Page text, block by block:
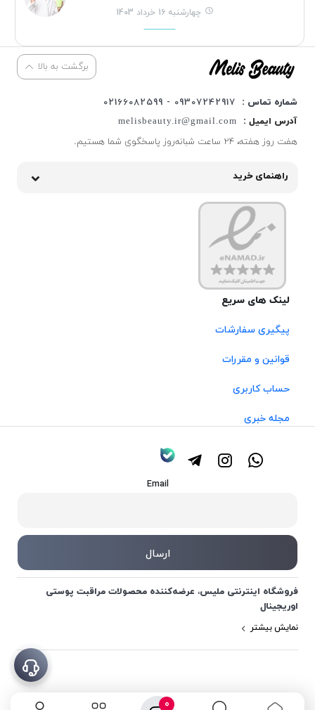
چهارشنبه 16 خرداد 1403
0
برگشت به بالا
شماره تماس :
09307242917 - 02166082599
آدرس ایمیل :
melisbeauty.ir@gmail.com
هفت روز هفته، ۲۴ ساعت شبانه‌روز پاسخگوی شما هستیم.
راهنمای خرید
لینک های سریع
پیگیری سفارشات
قوانین و مقررات
حساب کاربری
مجله خبری
Email
فروشگاه اینترنتی ملیس، عرضه‌کننده محصولات مراقبت پوستی
اوریجینال
نمایش بیشتر